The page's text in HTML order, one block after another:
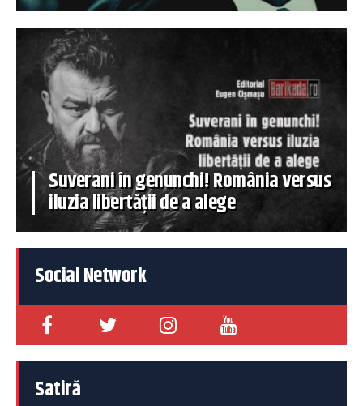
Suverani în genunchi! România versus
iluzia libertății de a alege
Social Network
Satiră